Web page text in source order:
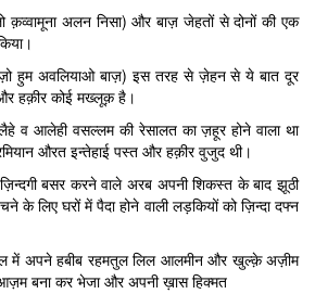
क़व्वामूना अलन निसा) और बाज़ जेहतों से दोनों की एक
हुम अवलियाओ बाज़) इस तरह से ज़ेहन से ये बात दूर
हक़ीर कोई मख्लूक़ है।
व आलेही वसल्लम की रेसालत का ज़हूर होने वाला था
औरत इन्तेहाई पस्त और हक़ीर वुजुद थी।
बसर करने वाले अरब अपनी शिकस्त के बाद झूठी
लिए घरों में पैदा होने वाली लड़कियों को ज़िन्दा दफ्न
में अपने हबीब रहमतुल लिल आलमीन और खुल्क़े अज़ीम
बना कर भेजा और अपनी ख़ास हिक्मत